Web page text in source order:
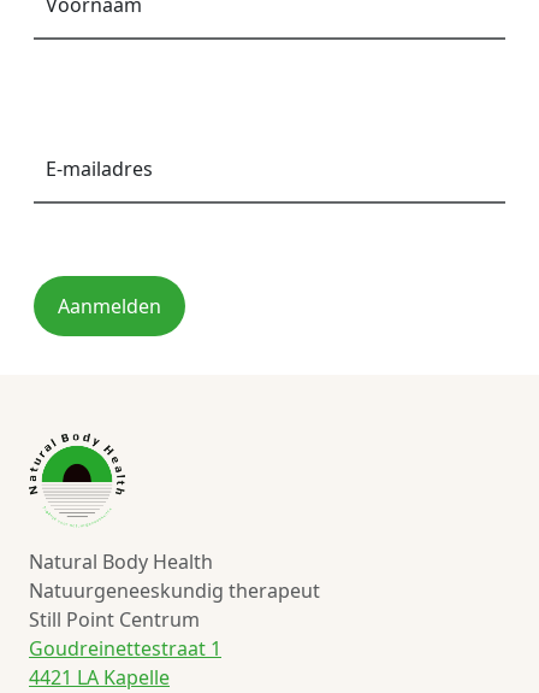
Aanmelden
Natural Body Health
Natuurgeneeskundig therapeut
Still Point Centrum
Goudreinettestraat 1
4421 LA Kapelle